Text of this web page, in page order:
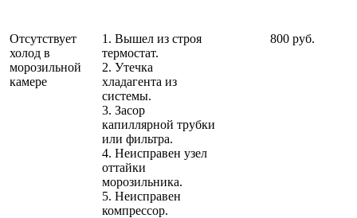
Отсутствует
холод в
морозильной
камере
1. Вышел из строя
термостат.
2. Утечка
хладагента из
системы.
3. Засор
капиллярной трубки
или фильтра.
4. Неисправен узел
оттайки
морозильника.
5. Неисправен
компрессор.
800 руб.